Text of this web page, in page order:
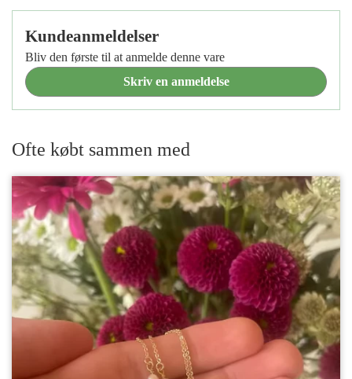
Kundeanmeldelser
Bliv den første til at anmelde denne vare
Skriv en anmeldelse
Ofte købt sammen med